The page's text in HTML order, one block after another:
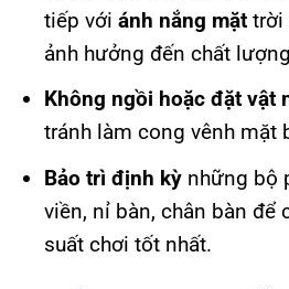
tiếp với ánh nắng mặttrời
ảnh hưởng đến chất
Không ngồi hoặc đặt vật
tránh làm cong vênh mặt
Bảo trì định kỳnhững bộ
viền, nỉ bàn, chân bàn để
suất chơi tốt nhất.